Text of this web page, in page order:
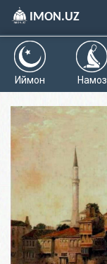
IMON.UZ
Иймон Намоз